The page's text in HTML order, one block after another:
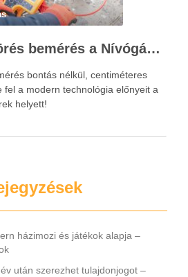
Műszeres csőtörés bemérés a Nívógáz Hungária Kft.-vel
bontás nélkül, centiméteres
fel a modern technológia előnyeit a
helyett!
házimozi és játékok alapja –
után szerezhet tulajdonjogot –